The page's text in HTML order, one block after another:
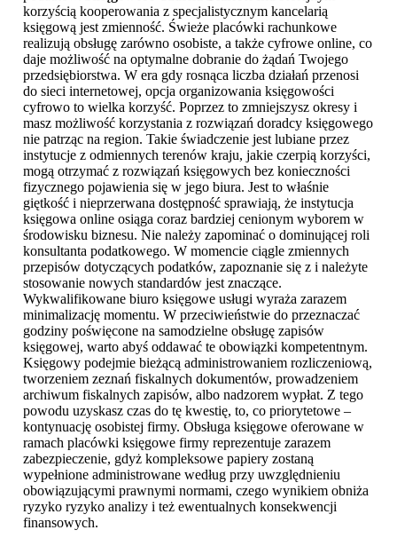
korzyścią kooperowania z specjalistycznym kancelarią
księgową jest zmienność. Świeże placówki rachunkowe
realizują obsługę zarówno osobiste, a także cyfrowe online, co
daje możliwość na optymalne dobranie do żądań Twojego
przedsiębiorstwa. W era gdy rosnąca liczba działań przenosi
do sieci internetowej, opcja organizowania księgowości
cyfrowo to wielka korzyść. Poprzez to zmniejszysz okresy i
masz możliwość korzystania z rozwiązań doradcy księgowego
nie patrząc na region. Takie świadczenie jest lubiane przez
instytucje z odmiennych terenów kraju, jakie czerpią korzyści,
mogą otrzymać z rozwiązań księgowych bez konieczności
fizycznego pojawienia się w jego biura. Jest to właśnie
giętkość i nieprzerwana dostępność sprawiają, że instytucja
księgowa online osiąga coraz bardziej cenionym wyborem w
środowisku biznesu. Nie należy zapominać o dominującej roli
konsultanta podatkowego. W momencie ciągle zmiennych
przepisów dotyczących podatków, zapoznanie się z i należyte
stosowanie nowych standardów jest znaczące.
Wykwalifikowane biuro księgowe usługi wyraża zarazem
minimalizację momentu. W przeciwieństwie do przeznaczać
godziny poświęcone na samodzielne obsługę zapisów
księgowej, warto abyś oddawać te obowiązki kompetentnym.
Księgowy podejmie bieżącą administrowaniem rozliczeniową,
tworzeniem zeznań fiskalnych dokumentów, prowadzeniem
archiwum fiskalnych zapisów, albo nadzorem wypłat. Z tego
powodu uzyskasz czas do tę kwestię, to, co priorytetowe –
kontynuację osobistej firmy. Obsługa księgowe oferowane w
ramach placówki księgowe firmy reprezentuje zarazem
zabezpieczenie, gdyż kompleksowe papiery zostaną
wypełnione administrowane według przy uwzględnieniu
obowiązującymi prawnymi normami, czego wynikiem obniża
ryzyko ryzyko analizy i też ewentualnych konsekwencji
finansowych.